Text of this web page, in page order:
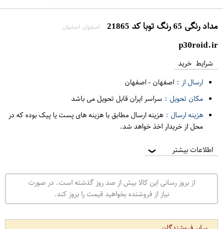
مداد رنگی 65 رنگ توبا کد 21865 اصفهان اصفهان
p30roid.ir
شرایط خرید
ارسال از : اصفهان-اصفهان
مکان تحویل : سراسر ایران قابل تحویل می باشد
هزینه ارسال : هزینه ارسال مطابق با هزینه های پست یا پیک بوده که در
محل از خریدار اخذ خواهد شد.
اطلاعات بیشتر ❯
از بروز رسانی این کالا بیش از صد روز گذشته است. در صورت
نیاز از فروشنده بخواهید قیمت را بروز کند.